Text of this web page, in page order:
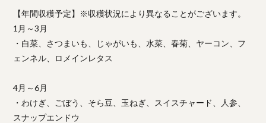
【年間収穫予定】※収穫状況により異なることがございます。
1月～3月
・白菜、さつまいも、じゃがいも、水菜、春菊、ヤーコン、フ
ェンネル、ロメインレタス
4月～6月
・わけぎ、ごぼう、そら豆、玉ねぎ、スイスチャード、人参、
スナップエンドウ